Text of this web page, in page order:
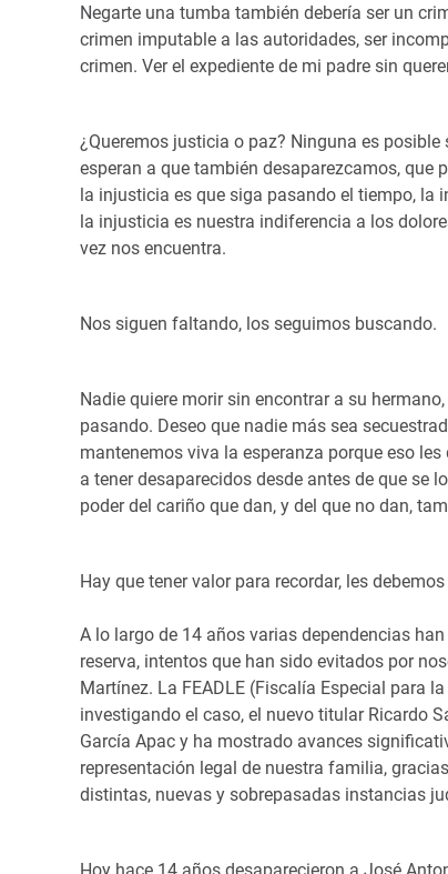
Negarte una tumba también debería ser un
crimen imputable a las autoridades, ser
crimen. Ver el expediente de mi padre sin
¿Queremos justicia o paz? Ninguna es
esperan a que también desaparezcamos, que
la injusticia es que siga pasando el tiempo, la
la injusticia es nuestra indiferencia a los
vez nos encuentra.
Nos siguen faltando, los seguimos buscando.
Nadie quiere morir sin encontrar a su
pasando. Deseo que nadie más sea
mantenemos viva la esperanza porque eso
a tener desaparecidos desde antes de que se
poder del cariño que dan, y del que no dan,
Hay que tener valor para recordar, les
A lo largo de 14 años varias dependencias
reserva, intentos que han sido evitados por
Martínez. La FEADLE (Fiscalía Especial para
investigando el caso, el nuevo titular Ricardo
García Apac y ha mostrado avances
representación legal de nuestra familia,
distintas, nuevas y sobrepasadas instancias